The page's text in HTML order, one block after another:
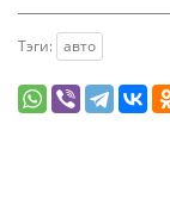
Тэги: авто